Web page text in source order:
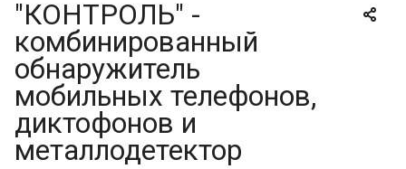
"КОНТРОЛЬ" -
комбинированный
обнаружитель
мобильных телефонов,
диктофонов и
металлодетектор